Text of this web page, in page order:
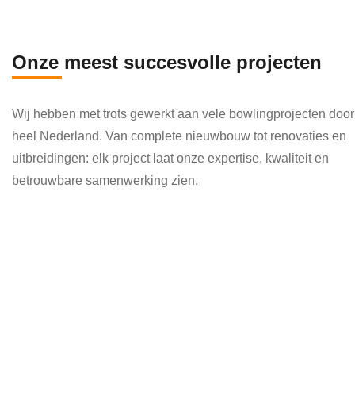
kund
Onze meest succesvolle projecten
Wij hebben met trots gewerkt aan vele bowlingprojecten door
heel Nederland. Van complete nieuwbouw tot renovaties en
uitbreidingen: elk project laat onze expertise, kwaliteit en
betrouwbare samenwerking zien.